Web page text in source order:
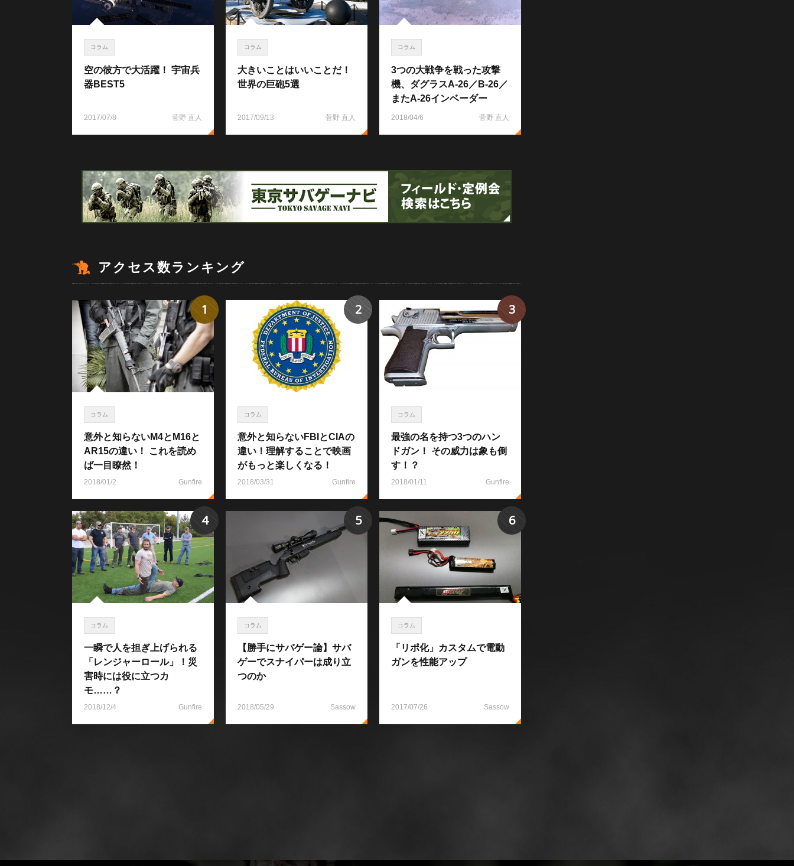
コラム
空の彼方で大活躍！ 宇宙兵
器BEST5
2017/07/8 菅野 直人
コラム
大きいことはいいことだ！
世界の巨砲5選
2017/09/13 菅野 直人
コラム
3つの大戦争を戦った攻撃
機、ダグラスA-26／B-26／
またA-26インベーダー
2018/04/6 菅野 直人
アクセス数ランキング
コラム
意外と知らないM4とM16と
AR15の違い！ これを読め
ば一目瞭然！
2018/01/2 Gunfire
1
コラム
意外と知らないFBIとCIAの
違い！理解することで映画
がもっと楽しくなる！
2018/03/31 Gunfire
2
コラム
最強の名を持つ3つのハン
ドガン！ その威力は象も倒
す！？
2018/01/11 Gunfire
3
コラム
一瞬で人を担ぎ上げられる
「レンジャーロール」！災
害時には役に立つカ
モ……？
2018/12/4 Gunfire
4
コラム
【勝手にサバゲー論】サバ
ゲーでスナイパーは成り立
つのか
2018/05/29 Sassow
5
コラム
「リポ化」カスタムで電動
ガンを性能アップ
2017/07/26 Sassow
6